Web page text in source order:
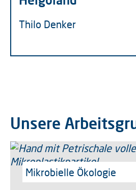
Thilo Denker
Unsere
Mikrobielle Ökologie